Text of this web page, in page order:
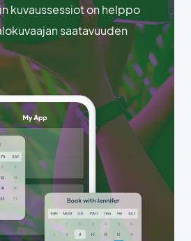
kuvaussessiot on helppo
saatavuuden